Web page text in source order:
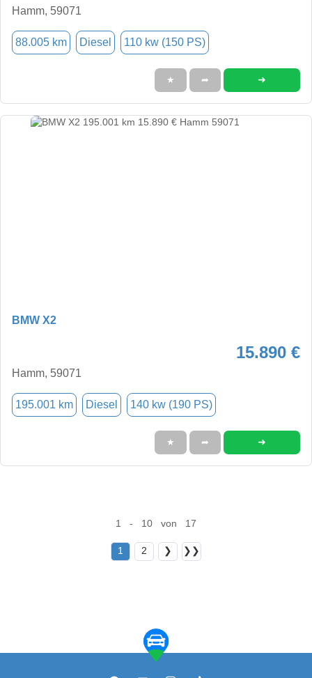
Hamm, 59071
88.005 km Diesel 110 kw (150 PS)
★ ➦ ➜
BMW X2
15.890 €
Hamm, 59071
195.001 km Diesel 140 kw (190 PS)
★ ➦ ➜
1 - 10 von 17
1 2 ❯ ❯❯